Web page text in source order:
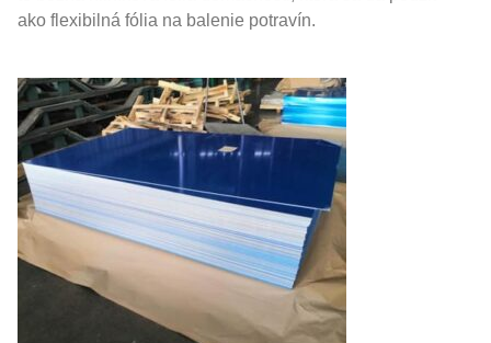
ako flexibilná fólia na balenie potravín.